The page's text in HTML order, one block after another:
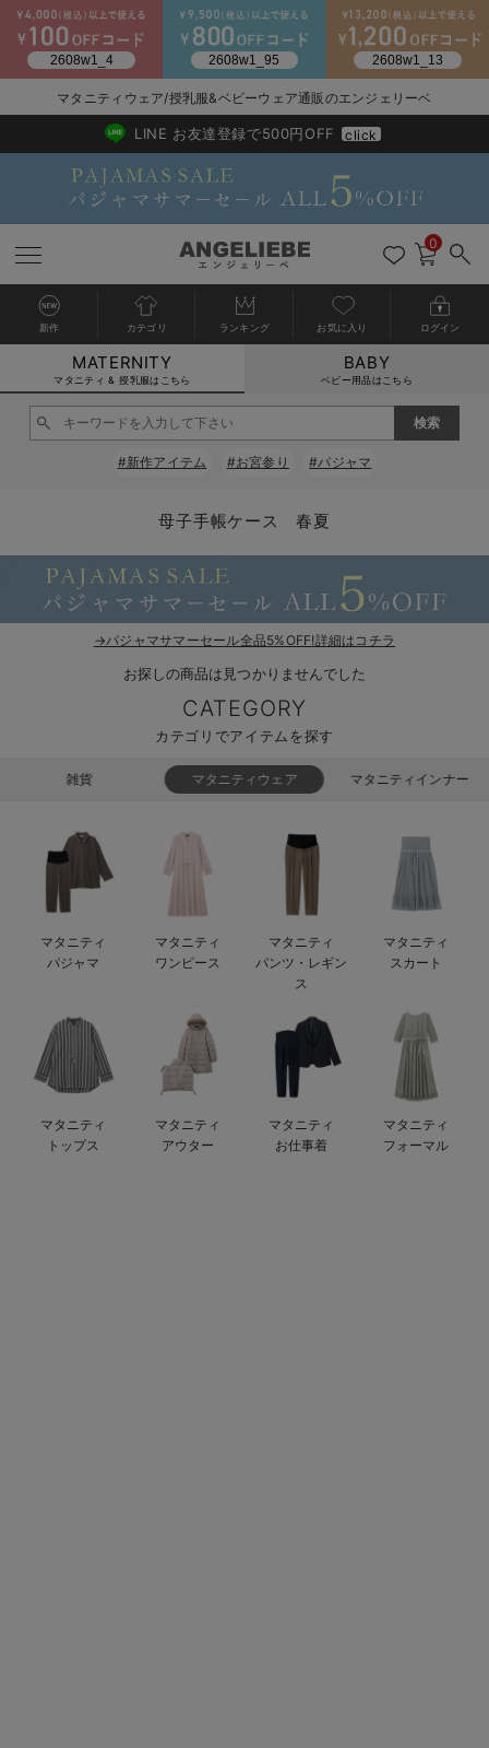
マタニティウェア全て
マタニティ ワンピース
マタニティ トップス
マタニティ アウター（コート）・ママコート
マタニティ 下着・インナー全て
授乳ブラ・マタニティブラ（マタニティインナー・産後用品）
マタニティ 授乳 キャミソール
産褥ショーツ
骨盤・マタニティベルト （妊娠中・産後）
マタニティ 腹巻き
授乳服全て
マタニティ フォーマル全て
マタニティ スーツ
マタニティ フォーマル パンツ・ボトムス
授乳用品全て
妊婦用 抱き枕・授乳クッション
マタニティレッグウェア全て
マタニティストッキング・タイツ
マタニティ ボディケア全て
アウトレット全て
【アウトレット】ワンピース
【アウトレット】パジャマ
【アウトレット】インナー
【アウトレット】ベビー
特集全て
コットン素材
ブラトップ
快適機能ウェア特集 トップス
快適機能ウェア特集 ボトムス
快適機能ウェア特集 パジャマ
安心の日本製。先輩ママが買ってよかった！本当に必要な出産準備品
ハレの日に着るANGELIEBEのセレモニー
買って正解！高評価レビューアイテム
再入荷全て
再入荷｜インナー
戻る
送料無料アイテム全て
ワンピース
スカート
パジャマ
インナー
ベビー
戻る
ブラキャミ おまとめ
MAX55%OFF ブラックフ
戻る
【37周年祭セール】
【37周年祭セール】
戻る
気温差別オススメア
【15℃】3月下旬～
戻る
動きやすく着回しで
戻る
強撚スムース(コスパ
戻る
マタニティウェア
【おまとめ割】パジ
戻る
こだわりの履き心地
カジュアル
オフィス
戻る
ジャケット派
きれいめ美脚パンツ派
ツィード派
王道シンプル派
戻る
出産準備応援割全て
マタニティパジャマ
戻る
【オフィスカジュア
戻る
レギンスタイプ
戻る
【フォーマル】ワン
戻る
【ベビー】長袖
戻る
ハンカチ
短肌着
セット
戻る
快適ウェア10%OFF
快適ウェア10%OFF
戻る
春のマタニティワン
セットアップ・ レイ
ジャンパースカート/
ワーク・オフィス
カジュアル
あったかアイテム｜
戻る
Gift Selection 出産
〜3,000円（税込）
10,001円（税込）〜
女の子におススメの
男の子におススメの
もらって嬉しいギフト
何枚あっても嬉しい
長く使えるアイテム
お部屋映えアイテム
戻る
冬の冷え対策インナ
薄くてあったか
保温&リカバリー
レギンス・タイツ
カップ付きインナー
裏起毛素材
戻る
入院準備の持ち物チ
入院してすぐ使うグ
戻る
冬のあったか特集全て
【冬のあったか特集
【冬のあったか特集
マタニティウェア/授乳服&ベビーウェア通販のエンジェリーベ
2026/NewArrival
送料495円(一部地域を除く) 7,700円以上で送料無料
LINE お友達登録で500円OFF click
0
新作 カテゴリ ランキング お気に入り ログイン
MATERNITY
マタニティ & 授乳服はこちら
BABY
ベビー用品はこちら
#新作アイテム #お宮参り #パジャマ
母子手帳ケース 春夏
→パジャマサマーセール全品5%OFF!詳細はコチラ
お探しの商品は見つかりませんでした
CATEGORY
カテゴリでアイテムを探す
雑貨 マタニティウェア マタニティインナー
マタニティ
パジャマ
マタニティ
ワンピース
マタニティ
パンツ・レギン
ス
マタニティ
スカート
マタニティ
トップス
マタニティ
アウター
マタニティ
お仕事着
マタニティ
フォーマル
カートに入れる
閉じる